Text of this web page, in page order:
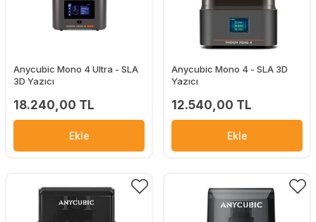
Anycubic Mono 4 Ultra - SLA
3D Yazıcı
18.240,00 TL
Ekle
Anycubic Mono 4 - SLA 3D
Yazıcı
12.540,00 TL
Ekle